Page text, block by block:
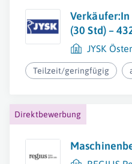
(30 Std) –
JYSK
Teilzeit/geringfügig
Direktbewerbung